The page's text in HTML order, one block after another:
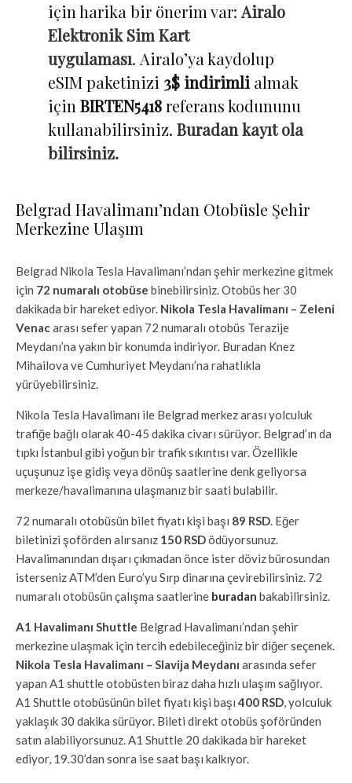
için harika bir önerim var: Airalo
Elektronik Sim Kart
uygulaması. Airalo’ya kaydolup
eSIM paketinizi 3$ indirimlialmak
için BIRTEN5418referans kodununu
kullanabilirsiniz. Buradan kayıt ola
bilirsiniz.
Belgrad Havalimanı’ndan Otobüsle Şehir
Merkezine Ulaşım
Belgrad Nikola Tesla Havalimanı’ndan şehir merkezine gitmek
için 72 numaralı otobüse binebilirsiniz. Otobüs her 30
dakikada bir hareket ediyor. Nikola Tesla Havalimanı – Zeleni
Venacarası sefer yapan 72 numaralı otobüs Terazije
Meydanı’na yakın bir konumda indiriyor. Buradan Knez
Mihailova ve Cumhuriyet Meydanı’na rahatlıkla
yürüyebilirsiniz.
Nikola Tesla Havalimanı ile Belgrad merkez arası yolculuk
trafiğe bağlı olarak 40-45 dakika civarı sürüyor. Belgrad’ın da
tıpkı İstanbul gibi yoğun bir trafik sıkıntısı var. Özellikle
uçuşunuz işe gidiş veya dönüş saatlerine denk geliyorsa
merkeze/havalimanına ulaşmanız bir saati bulabilir.
72 numaralı otobüsün bilet fiyatı kişi başı 89 RSD. Eğer
biletinizi şoförden alırsanız 150 RSDödüyorsunuz.
Havalimanından dışarı çıkmadan önce ister döviz bürosundan
isterseniz ATM’den Euro’yu Sırp dinarına çevirebilirsiniz. 72
numaralı otobüsün çalışma saatlerine buradan bakabilirsiniz.
A1 Havalimanı Shuttle Belgrad Havalimanı’ndan şehir
merkezine ulaşmak için tercih edebileceğiniz bir diğer seçenek.
Nikola Tesla Havalimanı – Slavija Meydanı arasında sefer
yapan A1 shuttle otobüsten biraz daha hızlı ulaşım sağlıyor.
A1 Shuttle otobüsünün bilet fiyatı kişi başı400 RSD, yolculuk
yaklaşık 30 dakika sürüyor. Bileti direkt otobüs şoföründen
satın alabiliyorsunuz. A1 Shuttle 20 dakikada bir hareket
ediyor, 19.30’dan sonra ise saat başı kalkıyor.